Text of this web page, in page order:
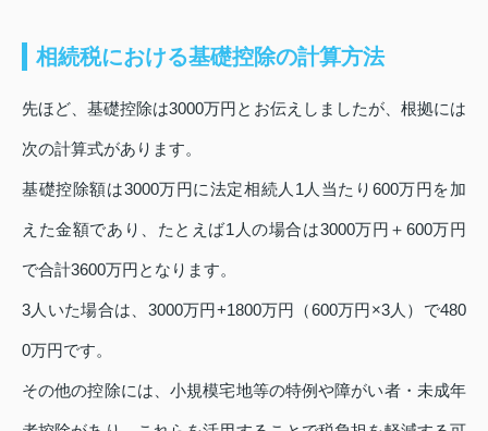
相続税における基礎控除の計算方法
先ほど、基礎控除は3000万円とお伝えしましたが、根拠には
次の計算式があります。
基礎控除額は3000万円に法定相続人1人当たり600万円を加
えた金額であり、たとえば1人の場合は3000万円＋600万円
で合計3600万円となります。
3人いた場合は、3000万円+1800万円（600万円×3人）で480
0万円です。
その他の控除には、小規模宅地等の特例や障がい者・未成年